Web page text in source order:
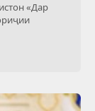
«Дар